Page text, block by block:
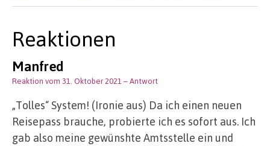
Reaktionen
Manfred
Reaktion vom 31. Oktober 2021 – Antwort
„Tolles“ System! (Ironie aus) Da ich einen neuen
Reisepass brauche, probierte ich es sofort aus. Ich
gab also meine gewünshte Amtsstelle ein und